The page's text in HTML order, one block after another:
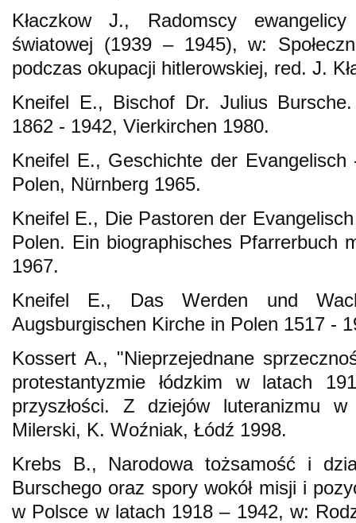
Kłaczkow J., Radomscy
światowej (1939 – 1945), w:
podczas okupacji hitlerowskiej, red. J.
Kneifel E., Bischof Dr. Julius
1862 - 1942, Vierkirchen 1980.
Kneifel E., Geschichte der
Polen, Nürnberg 1965.
Kneifel E., Die Pastoren der
Polen. Ein biographisches Pfarrerbuch
1967.
Kneifel E., Das Werden und
Augsburgischen Kirche in Polen 1517 -
Kossert A., "Nieprzejednane
protestantyzmie łódzkim w latach
przyszłości. Z dziejów luteranizmu
Milerski, K. Woźniak, Łódź 1998.
Krebs B., Narodowa tożsamość i
Burschego oraz spory wokół misji i
w Polsce w latach 1918 – 1942, w: